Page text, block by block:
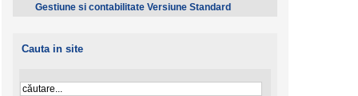
Gestiune si contabilitate Versiune Standard
Cauta in site